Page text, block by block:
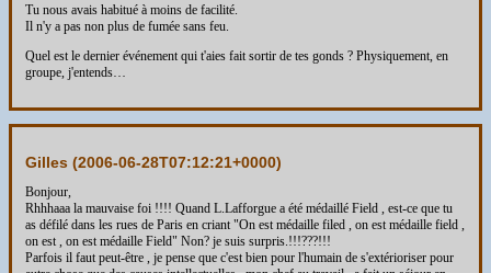
Tu nous avais habitué à moins de facilité.
Il n'y a pas non plus de fumée sans feu.
Quel est le dernier événement qui t'aies fait sortir de tes gonds ? Physiquement, en
groupe, j'entends…
Gilles (2006-06-28T07:12:21+0000)
Bonjour,
Rhhhaaa la mauvaise foi !!!! Quand L.Lafforgue a été médaillé Field , est-ce que tu
as défilé dans les rues de Paris en criant "On est médaille filed , on est médaille field ,
on est , on est médaille Field" Non? je suis surpris.!!!???!!!
Parfois il faut peut-être , je pense que c'est bien pour l'humain de s'extérioriser pour